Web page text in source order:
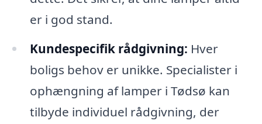
er i god stand.
Kundespecifik rådgivning: Hver
boligs behov er unikke. Specialister i
ophængning af lamper i Tødsø kan
tilbyde individuel rådgivning, der